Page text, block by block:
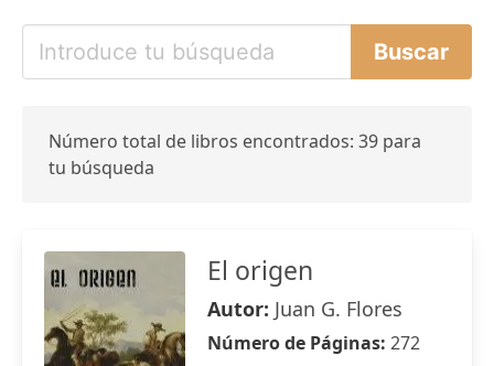
Número total de libros encontrados: 39 para
tu búsqueda
El origen
Autor: Juan G. Flores
Número de Páginas: 272